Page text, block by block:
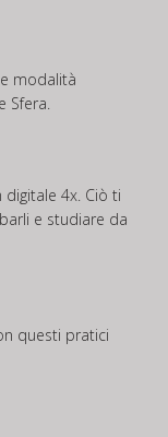
modalità
Sfera.
4x. Ciò ti
e studiare da
questi pratici